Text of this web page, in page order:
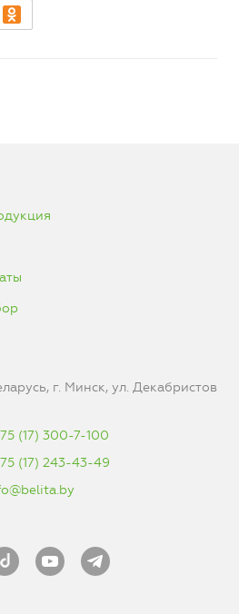
г. Минск, ул. Декабристов
(17) 300-7-100
(17) 243-43-49